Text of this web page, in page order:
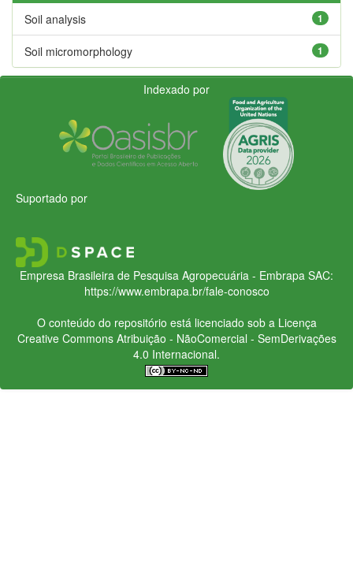
1
Soil analysis
1
Soil micromorphology
Indexado por
Suportado por
Empresa Brasileira de Pesquisa Agropecuária - Embrapa SAC:
https://www.embrapa.br/fale-conosco
O conteúdo do repositório está licenciado sob a Licença
Creative CommonsAtribuição - NãoComercial - SemDerivações
4.0 Internacional.